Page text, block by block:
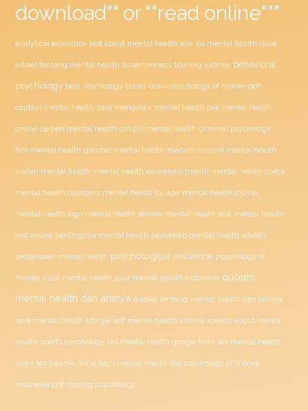
download"" or ""read online"""
analytical exposition text about mental health apa itu mental health issue
artikel tentang mental health assertiveness training sydney behavioral
psychology best psychology books buku psychology of money pdf
caption mental health cara mengatasi mental health cek mental health
online cerpen mental health ciri ciri mental health criminal psychology
film mental health gambar mental health macam macam mental health
materi mental health mental health awareness month mental health check
mental health disorders mental health itu apa mental health journal
mental health logo mental health service mental health test mental health
test online pentingnya mental health penyebab mental health adalah
pertanyaan mental health psychological resilience psychology of
money puisi mental health quiz mental health indonesia quotes
mental health dan artinya quotes tentang mental health dan artinya
save mental health artinya self mental health artinya speech about mental
health sports psychology tes mental health google form tes mental health
unair tes trauma masa kecil mental health the psychology of money
indonesia pdf trading psychology